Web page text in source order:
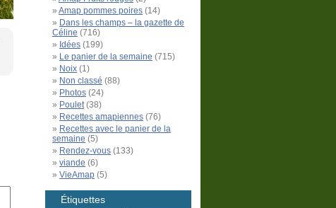
Amap pommes poires (14)
Dans les champs – la gazette de
Céline (716)
Idées (199)
Le panier de la semaine (715)
Noix (1)
Non classé (88)
Photos (24)
Poulet(38)
Recettes amapiennes (76)
Recettes avec le panier de la
semaine (5)
Rendez-vous (133)
viande (6)
VieAmap (5)
Étiquettes